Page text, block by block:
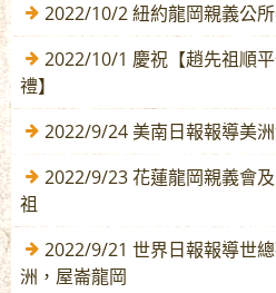
2022/10/2 紐約龍岡親義公
2022/10/1 慶祝【趙先祖順
禮】
2022/9/24 美南日報報導美
2022/9/23 花蓮龍岡親義會
祖
2022/9/21 世界日報報導世
洲，屋崙龍岡